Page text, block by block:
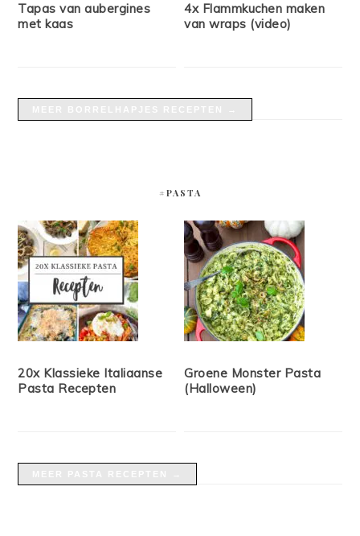
Tapas van aubergines
met kaas
4x Flammkuchen maken
van wraps (video)
#PASTA
20x Klassieke Italiaanse
Pasta Recepten
Groene Monster Pasta
(Halloween)